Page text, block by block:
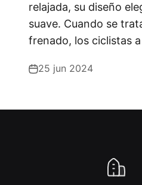
relajada, su diseño
suave. Cuando se
frenado, los ciclistas a
25 jun 2024